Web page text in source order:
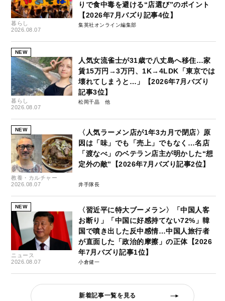
暮らし
2026.08.07
りで食中毒を避ける“店選び”のポイント
【2026年7月バズり記事4位】
集英社オンライン編集部
NEW
暮らし
2026.08.07
人気女流雀士が31歳で八丈島へ移住…家
賃15万円→3万円、1K→4LDK「東京では
壊れてしまうと…」【2026年7月バズり
記事3位】
松岡千晶
NEW
教養・カルチャー
2026.08.07
〈人気ラーメン店が1年3カ月で閉店〉原
因は「味」でも「売上」でもなく…名店
「渡なべ」のベテラン店主が明かした“想
定外の敵”【2026年7月バズり記事2位】
井手隊長
NEW
ニュース
2026.08.07
〈習近平に特大ブーメラン〉「中国人客
お断り」「中国に好感持てない72%」韓
国で噴き出した反中感情…中国人旅行者
が直面した「政治的摩擦」の正体【2026
年7月バズり記事1位】
小倉健一
新着記事一覧を見る